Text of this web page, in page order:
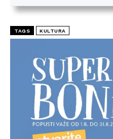
TAGS KULTURA